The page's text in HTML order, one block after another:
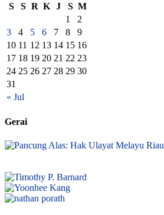
S
S R K J S M
« Jul
1
2
3
4 5 6 7 8
9
10 11 12 13 14 15 16
17 18 19 20 21 22 23
24 25 26 27 28 29 30
31
Gerai